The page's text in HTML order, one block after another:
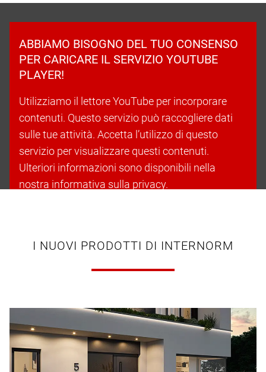
ABBIAMO BISOGNO DEL TUO CONSENSO
PER CARICARE IL SERVIZIO YOUTUBE
PLAYER!
Utilizziamo il lettore YouTube per incorporare
contenuti. Questo servizio può raccogliere dati
sulle tue attività. Accetta l’utilizzo di questo
servizio per visualizzare questi contenuti.
Ulteriori informazioni sono disponibili nella
nostra informativa sulla privacy.
I NUOVI PRODOTTI DI INTERNORM